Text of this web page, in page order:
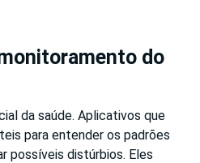
do
da saúde. Aplicativos que
para entender os padrões
possíveis distúrbios. Eles